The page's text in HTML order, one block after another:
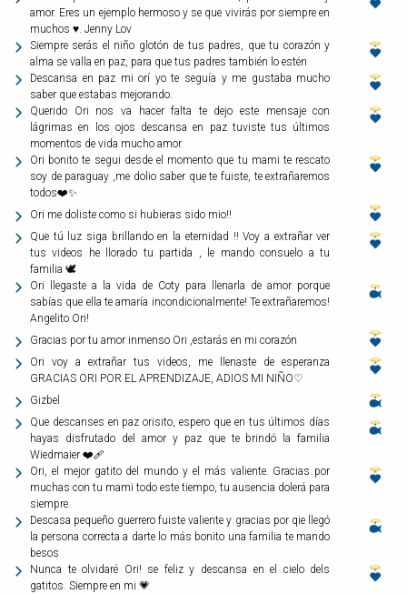
amor. Eres un ejemplo hermoso y se que vivirás por siempre en
muchos ♥️. Jenny Lov
Siempre serás el niño glotón de tus padres, que tu corazón y
alma se valla en paz, para que tus padres también lo estén
Descansa en paz mi orí yo te seguía y me gustaba mucho
saber que estabas mejorando.
Querido Ori nos va hacer falta te dejo este mensaje con
lágrimas en los ojos descansa en paz tuviste tus últimos
momentos de vida mucho amor
Ori bonito te segui desde el momento que tu mami te rescato
soy de paraguay ,me dolio saber que te fuiste, te extrañaremos
todos❤️✨️
Ori me doliste como si hubieras sido mio!!
Que tú luz siga brillando en la eternidad !! Voy a extrañar ver
tus videos he llorado tu partida , le mando consuelo a tu
familia 🕊️
Ori llegaste a la vida de Coty para llenarla de amor porque
sabías que ella te amaría incondicionalmente! Te extrañaremos!
Angelito Ori!
Gracias por tu amor inmenso Ori ,estarás en mi corazón
Ori voy a extrañar tus videos, me llenaste de esperanza
GRACIAS ORI POR EL APRENDIZAJE, ADIOS MI NIÑO♡
Gizbel
Que descanses en paz orisito, espero que en tus últimos días
hayas disfrutado del amor y paz que te brindó la familia
Wiedmaier ❤️‍🩹
Ori, el mejor gatito del mundo y el más valiente. Gracias por
muchas con tu mami todo este tiempo, tu ausencia dolerá para
siempre.
Descasa pequeño guerrero fuiste valiente y gracias por qie llegó
la persona correcta a darte lo más bonito una familia te mando
besos
Nunca te olvidaré Ori! se feliz y descansa en el cielo dels
gatitos. Siempre en mi 💗